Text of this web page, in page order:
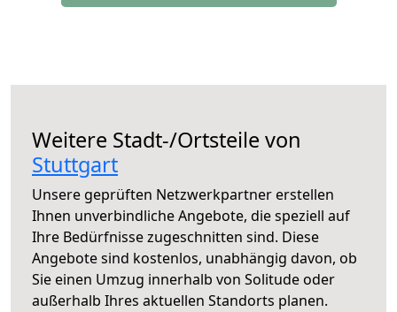
Weitere Stadt-/Ortsteile von
Stuttgart
Unsere geprüften Netzwerkpartner erstellen
Ihnen unverbindliche Angebote, die speziell auf
Ihre Bedürfnisse zugeschnitten sind. Diese
Angebote sind kostenlos, unabhängig davon, ob
Sie einen Umzug innerhalb von Solitude oder
außerhalb Ihres aktuellen Standorts planen.